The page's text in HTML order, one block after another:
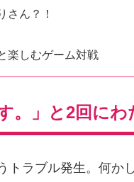
さん？！
楽しむゲーム対戦
。」と2回に
トラブル発生。何か